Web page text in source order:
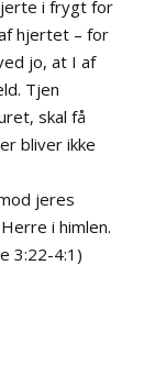
i frygt for
hjertet – for
jo, at I af
Tjen
skal få
bliver ikke
jeres
i himlen.
3:22-4:1)